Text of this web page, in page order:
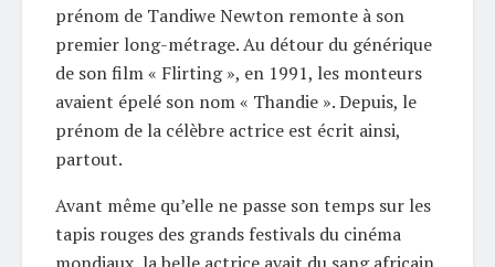
prénom de Tandiwe Newton remonte à son
premier long-métrage. Au détour du générique
de son film « Flirting », en 1991, les monteurs
avaient épelé son nom « Thandie ». Depuis, le
prénom de la célèbre actrice est écrit ainsi,
partout.
Avant même qu’elle ne passe son temps sur les
tapis rouges des grands festivals du cinéma